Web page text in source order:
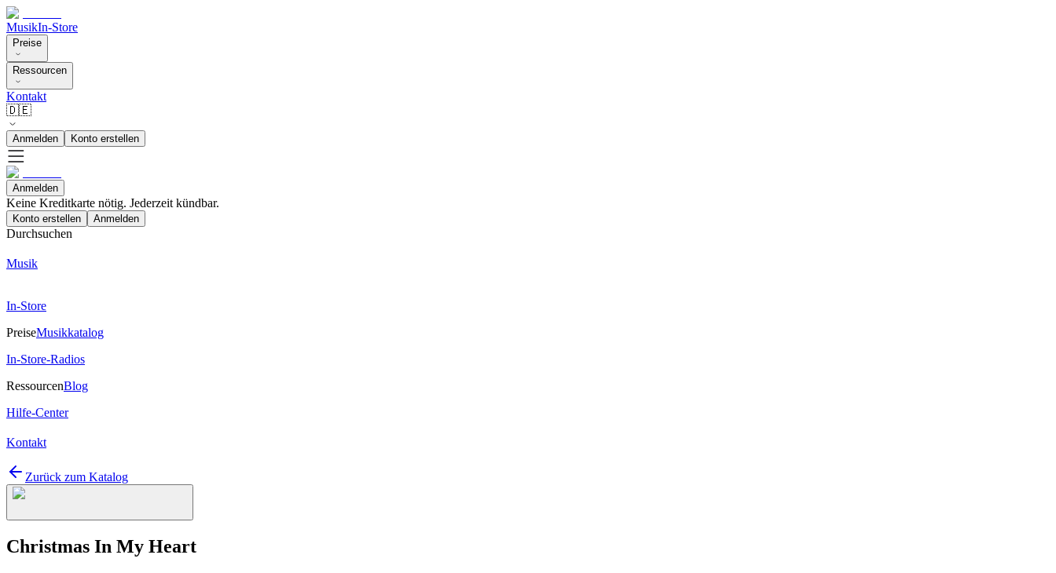
MusikIn-Store
Preise
Ressourcen
Kontakt
🇩🇪
Anmelden Konto erstellen
Anmelden
Keine Kreditkarte nötig. Jederzeit kündbar.
Konto erstellen Anmelden
Durchsuchen
Musik
In-Store
PreiseMusikkatalog
In-Store-Radios
RessourcenBlog
Hilfe-Center
Kontakt
Zurück zum Katalog
Christmas In My Heart